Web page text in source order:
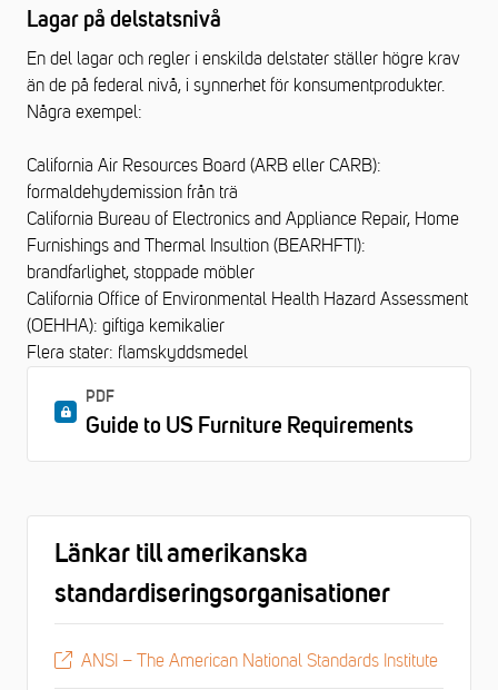
Lagar på delstatsnivå
En del lagar och regler i enskilda delstater ställer högre krav
än de på federal nivå, i synnerhet för konsumentprodukter.
Några exempel:
California Air Resources Board (ARB eller CARB):
formaldehydemission från trä
California Bureau of Electronics and Appliance Repair, Home
Furnishings and Thermal Insultion (BEARHFTI):
brandfarlighet, stoppade möbler
California Office of Environmental Health Hazard Assessment
(OEHHA): giftiga kemikalier
Flera stater: flamskyddsmedel
PDF
Guide to US Furniture Requirements
Länkar till amerikanska
standardiseringsorganisationer
ANSI – The American National Standards Institute